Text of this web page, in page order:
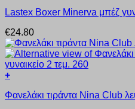
επιλεγούν
σελίδα
του
προϊόντος
το
έχει
πολλαπλές
παραλλαγές.
Οι
επιλογές
να
Lastex Boxer Minerva μπέζ
€24.80
+
το
Φανελάκι τιράντα Nina Club